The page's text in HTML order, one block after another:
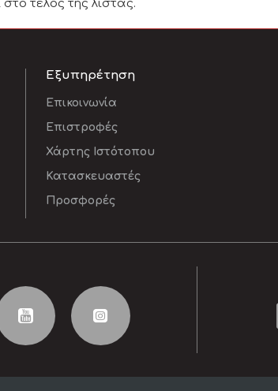
τέλος της λίστας.
Εξυπηρέτηση
Επικοινωνία
Επιστροφές
Χάρτης Ιστότοπου
Κατασκευαστές
Προσφορές